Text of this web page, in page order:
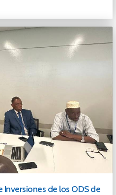
Inversiones de los ODS de